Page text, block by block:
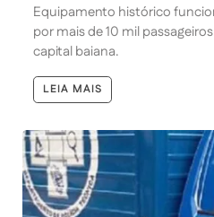
Equipamento histórico
por mais de 10 mil
capital baiana.
LEIA MAIS